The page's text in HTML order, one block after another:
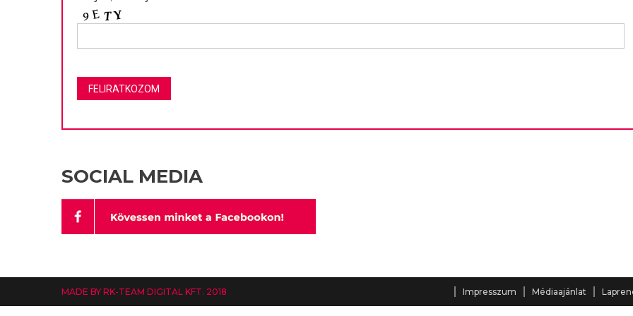
SOCIAL MEDIA
MADE BY RK-TEAM DIGITAL KFT. 2018 Impresszum Médiaajánlat